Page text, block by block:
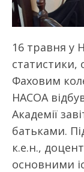
16 травня у
статистики,
Фаховим
НАСОА
Академії
батьками.
к.е.н.,
основними